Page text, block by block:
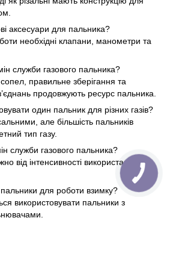
аксесуари для пальника?
необхідні клапани, манометри та
служби газового пальника?
правильне зберігання та
продовжують ресурс пальника.
один пальник для різних газів?
але більшість пальників
тип газу.
служби газового пальника?
від інтенсивності використання та
пальники для роботи взимку?
використовувати пальники з